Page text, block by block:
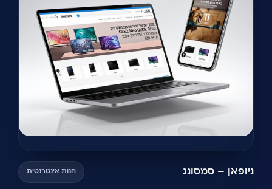
ניופאן – סמסונג חנות אינטרנטית